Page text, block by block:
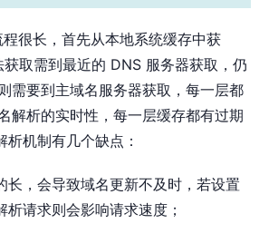
很长，首先从本地系统缓存中获
取需到最近的 DNS 服务器获取，仍
需要到主域名服务器获取，每一层都
解析的实时性，每一层缓存都有过期
机制有几个缺点：
长，会导致域名更新不及时，若设置
请求则会影响请求速度；